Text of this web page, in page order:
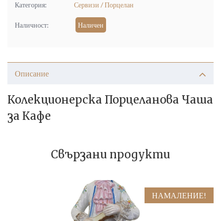
Категория: Сервизи / Порцелан
Наличност: Наличен
Описание
Колекционерска Порцеланова Чаша
за Кафе
Свързани продукти
НАМАЛЕНИЕ!